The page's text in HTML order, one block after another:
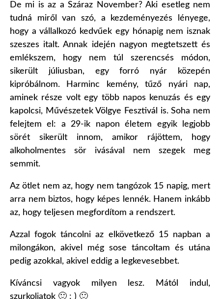
De mi is az a Száraz November? Aki esetleg nem
tudná miről van szó, a kezdeményezés lényege,
hogy a vállalkozó kedvűek egy hónapig nem isznak
szeszes italt. Annak idején nagyon megtetszett és
emlékszem, hogy nem túl szerencsés módon,
sikerült júliusban, egy forró nyár közepén
kipróbálnom. Harminc kemény, tűző nyári nap,
aminek része volt egy több napos kenuzás és egy
kapolcsi, Művészetek Völgye Fesztivál is. Soha nem
felejtem el: a 29-ik napon életem egyik legjobb
sörét sikerült innom, amikor rájöttem, hogy
alkoholmentes sör ivásával nem szegek meg
semmit.
Az ötlet nem az, hogy nem tangózok 15 napig, mert
arra nem biztos, hogy képes lennék. Hanem inkább
az, hogy teljesen megfordítom a rendszert.
Azzal fogok táncolni az elkövetkező 15 napban a
milongákon, akivel még sose táncoltam és utána
pedig azokkal, akivel eddig a legkevesebbet.
Kíváncsi vagyok milyen lesz. Mától indul,
szurkoljatok 🙂 : ) 🙂